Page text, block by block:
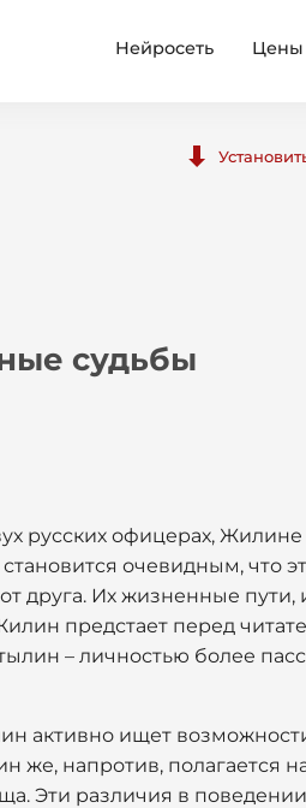
Нейросеть Цены
судьбы
русских офицерах,
очевидным, что
друга. Их жизненные пути,
предстает перед
– личностью более
активно ищет
же, напротив, полагается
Эти различия в